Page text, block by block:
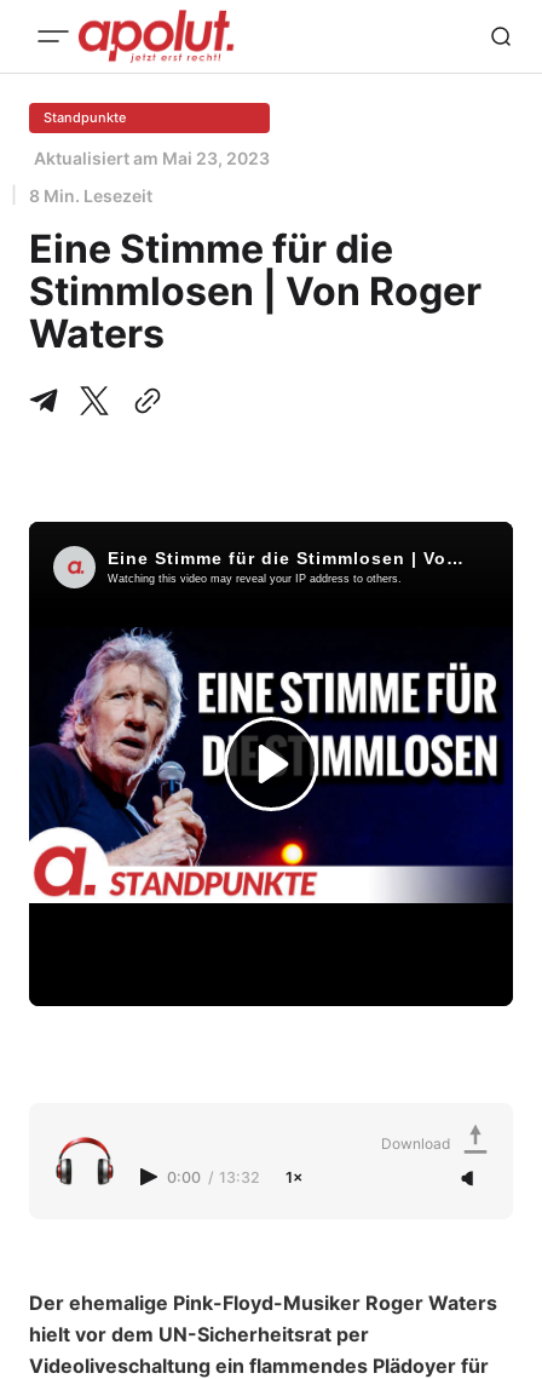
Standpunkte
Aktualisiert am Mai 23, 2023
8 Min. Lesezeit
Eine Stimme für die
Stimmlosen | Von Roger
Waters
0:00 / 13:32 1×
Download
Der ehemalige Pink-Floyd-Musiker Roger Waters
hielt vor dem UN-Sicherheitsrat per
Videoliveschaltung ein flammendes Plädoyer für